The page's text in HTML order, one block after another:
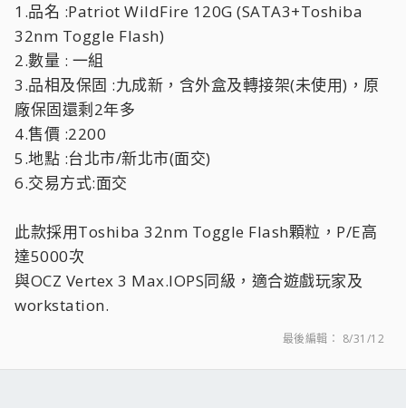
1.品名 :Patriot WildFire 120G (SATA3+Toshiba
32nm Toggle Flash)
2.數量 : 一組
3.品相及保固 :九成新，含外盒及轉接架(未使用)，原
廠保固還剩2年多
4.售價 :2200
5.地點 :台北市/新北市(面交)
6.交易方式:面交
此款採用Toshiba 32nm Toggle Flash顆粒，P/E高
達5000次
與OCZ Vertex 3 Max.IOPS同級，適合遊戲玩家及
workstation.
最後編輯： 8/31/12